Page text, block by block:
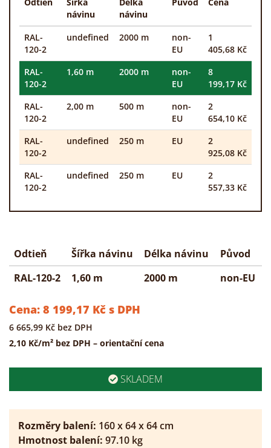
návinu
návinu
RAL-
120-2
undefined 2000 m
non-
EU
1
405,68 Kč
RAL-
120-2
1,60 m 2000 m
non-
EU
8
199,17 Kč
RAL-
120-2
2,00 m 500 m
non-
EU
2
654,10 Kč
RAL-
120-2
undefined 250 m EU
2
925,08 Kč
RAL-
120-2
undefined 250 m EU
2
557,33 Kč
Odtieň Šířka návinu Délka návinu
Původ
RAL-120-2
1,60 m 2000 m non-EU
Cena: 8 199,17 Kč s DPH
6 665,99 Kč bez DPH
2,10 Kč/m² bez DPH – orientační cena
SKLADEM
Rozměry balení: 160x64x64cm
Hmotnost balení: 97.10 kg